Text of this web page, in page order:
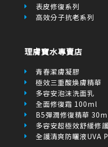
表皮修復系列
高效分子抗老系列
理膚寶水專賣店
青春潔膚凝膠
極效三重酸煥膚精華
多容安泡沫洗面乳
全面修復霜 100ml
B5彈潤修復精華
多容安超極效舒緩修
全護清爽防曬液UVA